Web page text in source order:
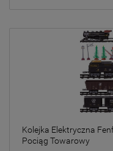
Kolejka Elektryczna
Pociąg Towarowy